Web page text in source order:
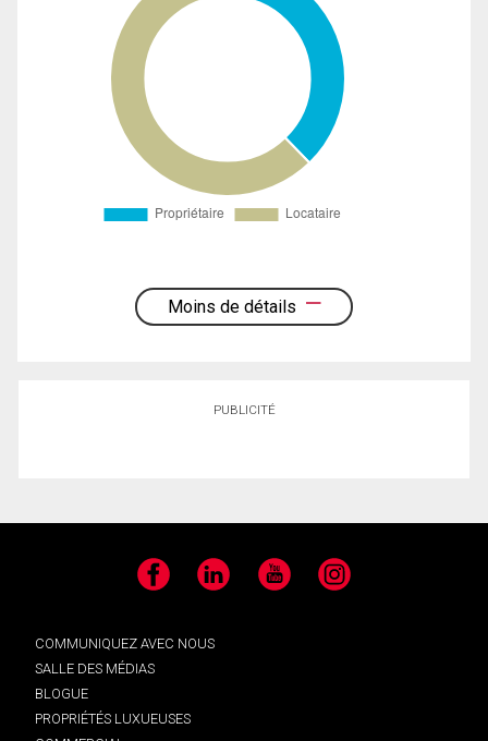
Moins de détails
PUBLICITÉ
Facebook LinkedIn YouTube Instagram
COMMUNIQUEZ AVEC NOUS
SALLE DES MÉDIAS
BLOGUE
PROPRIÉTÉS LUXUEUSES